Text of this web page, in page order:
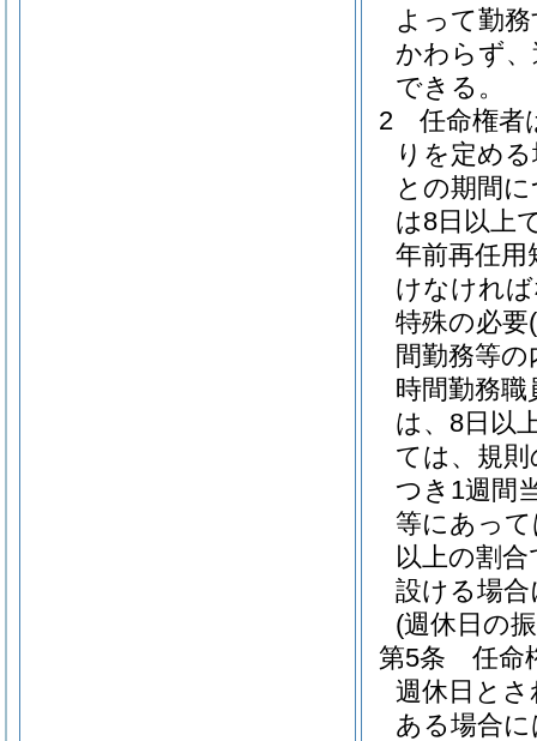
よって勤
かわらず
できる。
2
任命権者
りを定め
との期間
は8日以上
年前再任用
けなけれ
特殊の必要
間勤務等の
時間勤務
は、8日以
ては、規
つき1週間
等にあっ
以上の割
設ける場
(週休日の
第5条
任命
週休日と
ある場合